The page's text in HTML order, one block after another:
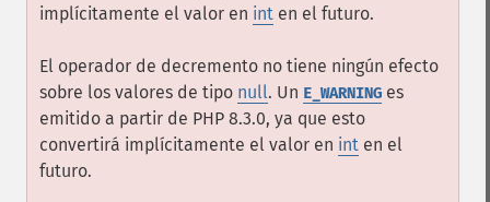
implícitamente el valor en int en el futuro.
El operador de decremento no tiene ningún efecto
sobre los valores de tipo null. Un E_WARNING es
emitido a partir de PHP 8.3.0, ya que esto
convertirá implícitamente el valor en int en el
futuro.